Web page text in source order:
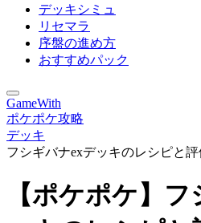
デッキシミュ
リセマラ
序盤の進め方
おすすめパック
GameWith
ポケポケ攻略
デッキ
フシギバナexデッキのレシピと評
【ポケポケ】